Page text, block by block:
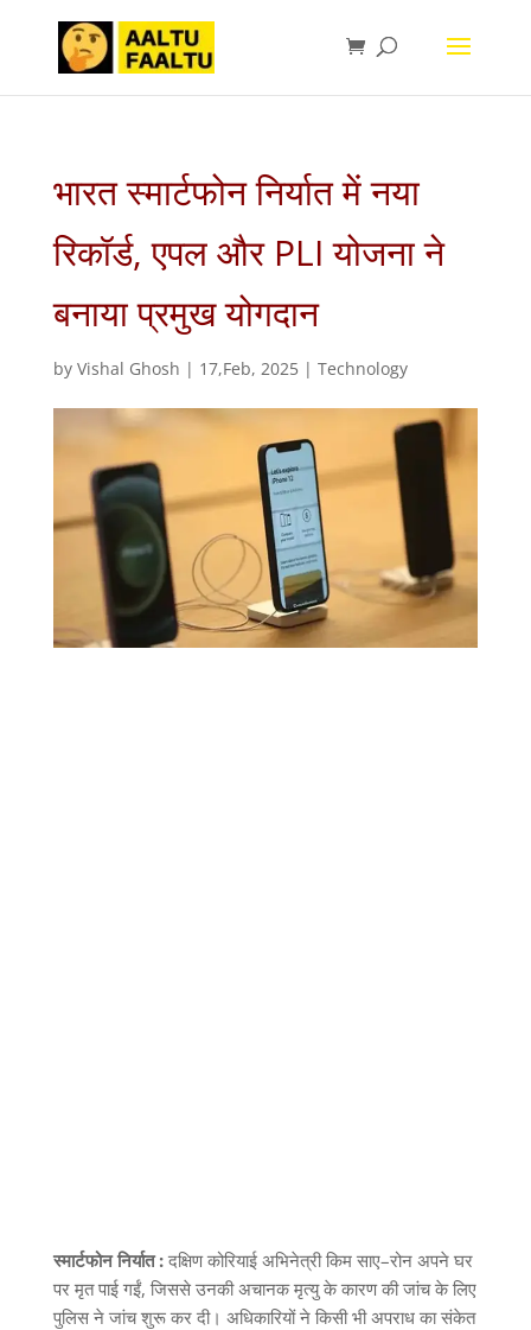
भारत स्मार्टफोन निर्यात में नया
रिकॉर्ड, एपल और PLI योजना ने
बनाया प्रमुख योगदान
by Vishal Ghosh | 17,Feb, 2025| Technology
स्मार्टफोन निर्यात :दक्षिण कोरियाई अभिनेत्री किम साए–रोन अपने घर
पर मृत पाई गईं, जिससे उनकी अचानक मृत्यु के कारण की जांच के लिए
पुलिस ने जांच शुरू कर दी। अधिकारियों ने किसी भी अपराध का संकेत